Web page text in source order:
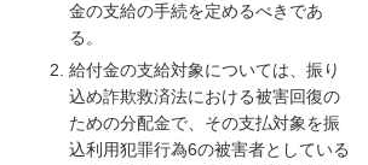
金の支給の手続を定めるべきであ
る。
給付金の支給対象については、振り
込め詐欺救済法における被害回復の
ための分配金で、その支払対象を振
込利用犯罪行為6の被害者としている